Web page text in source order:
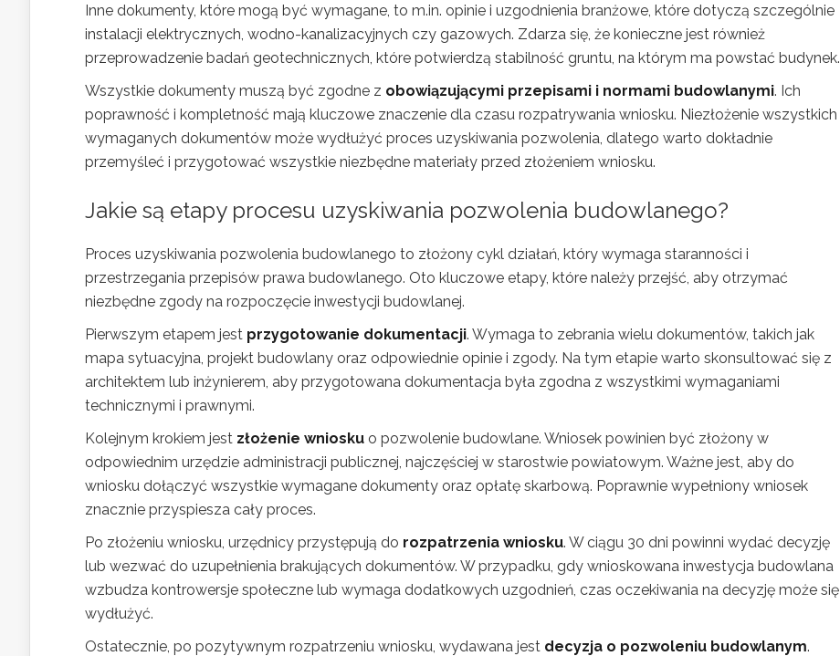
Inne dokumenty, które mogą być wymagane, to m.in. opinie i uzgodnienia branżowe, które dotyczą szczególnie
instalacji elektrycznych, wodno-kanalizacyjnych czy gazowych. Zdarza się, że konieczne jest również
przeprowadzenie badań geotechnicznych, które potwierdzą stabilność gruntu, na którym ma powstać budynek.
Wszystkie dokumenty muszą być zgodne z obowiązującymi przepisami i normami budowlanymi. Ich
poprawność i kompletność mają kluczowe znaczenie dla czasu rozpatrywania wniosku. Niezłożenie wszystkich
wymaganych dokumentów może wydłużyć proces uzyskiwania pozwolenia, dlatego warto dokładnie
przemyśleć i przygotować wszystkie niezbędne materiały przed złożeniem wniosku.
Jakie są etapy procesu uzyskiwania pozwolenia budowlanego?
Proces uzyskiwania pozwolenia budowlanego to złożony cykl działań, który wymaga staranności i
przestrzegania przepisów prawa budowlanego. Oto kluczowe etapy, które należy przejść, aby otrzymać
niezbędne zgody na rozpoczęcie inwestycji budowlanej.
Pierwszym etapem jest przygotowanie dokumentacji. Wymaga to zebrania wielu dokumentów, takich jak
mapa sytuacyjna, projekt budowlany oraz odpowiednie opinie i zgody. Na tym etapie warto skonsultować się z
architektem lub inżynierem, aby przygotowana dokumentacja była zgodna z wszystkimi wymaganiami
technicznymi i prawnymi.
Kolejnym krokiem jest złożenie wniosku o pozwolenie budowlane. Wniosek powinien być złożony w
odpowiednim urzędzie administracji publicznej, najczęściej w starostwie powiatowym. Ważne jest, aby do
wniosku dołączyć wszystkie wymagane dokumenty oraz opłatę skarbową. Poprawnie wypełniony wniosek
znacznie przyspiesza cały proces.
Po złożeniu wniosku, urzędnicy przystępują do rozpatrzenia wniosku. W ciągu 30 dni powinni wydać decyzję
lub wezwać do uzupełnienia brakujących dokumentów. W przypadku, gdy wnioskowana inwestycja budowlana
wzbudza kontrowersje społeczne lub wymaga dodatkowych uzgodnień, czas oczekiwania na decyzję może się
wydłużyć.
Ostatecznie, po pozytywnym rozpatrzeniu wniosku, wydawana jest decyzja o pozwoleniu budowlanym.